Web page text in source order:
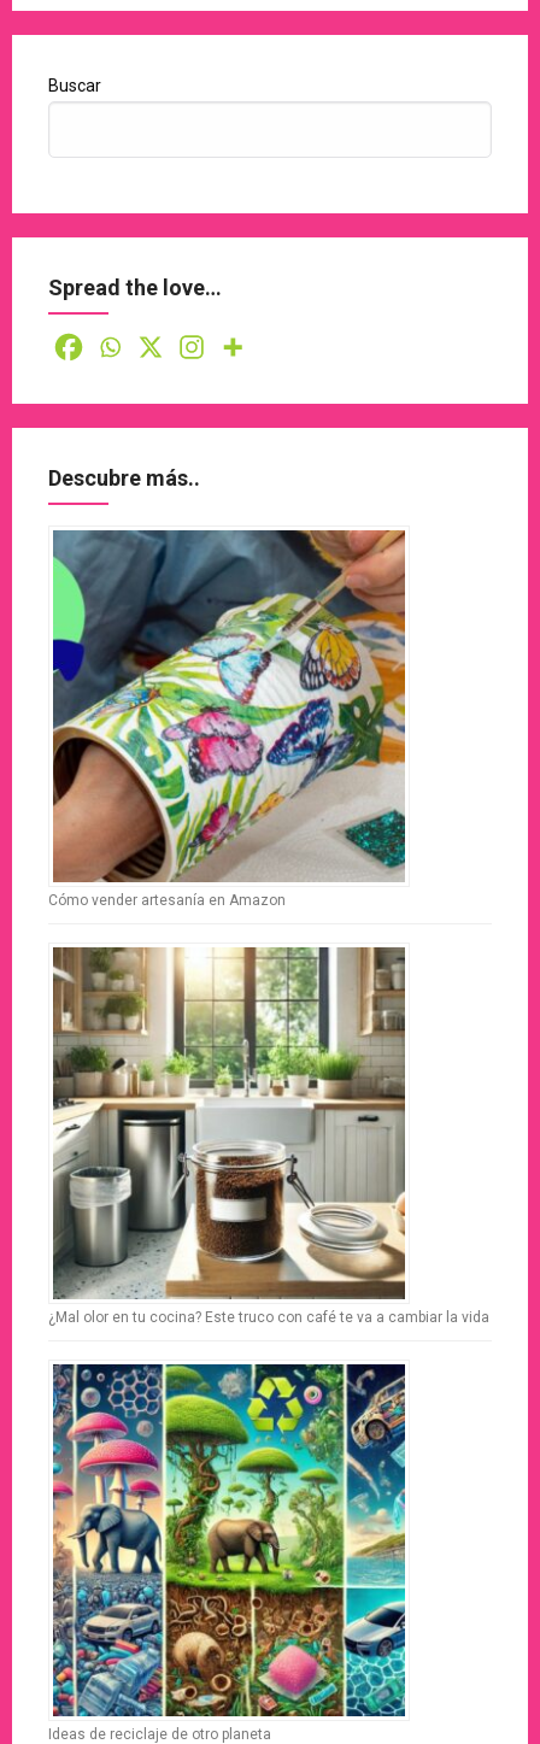
Buscar
Spread the love…
Descubre más..
Cómo vender artesanía en Amazon
¿Mal olor en tu cocina? Este truco con café te va a cambiar la vida
Ideas de reciclaje de otro planeta